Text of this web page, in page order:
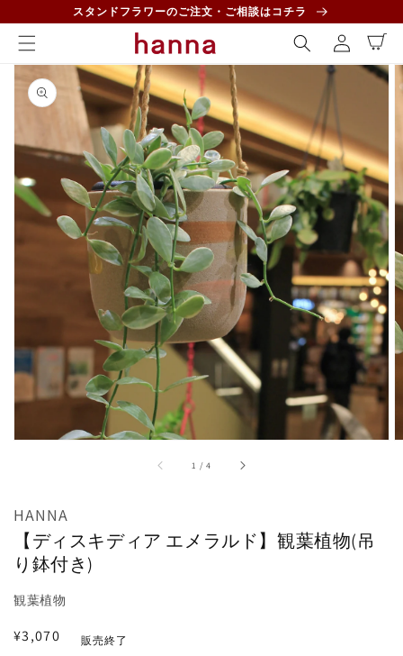
進む
スタンドフラワーのご注文・ご相談はコチラ
グ
イ
ン
カ
ー
ト
商品情
報にス
キップ
ギ
ャ
ラ
リ
ー
ビ
ー
で
さ
て
デ
ィ
1 //4
HANNA
【ディスキディア エメラルド】観葉植物(吊
り鉢付き)
観葉植物
通
¥3,070 販売終了